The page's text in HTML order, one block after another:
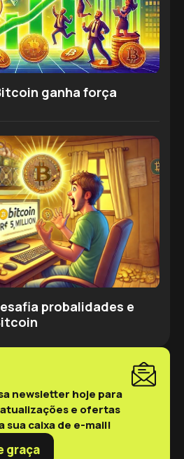
ganha força
probalidades e
newsletter hoje para
e ofertas
sua caixa de e-mail!
graça